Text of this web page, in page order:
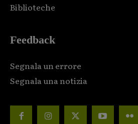
Biblioteche
Feedback
Segnala un errore
Segnala una notizia